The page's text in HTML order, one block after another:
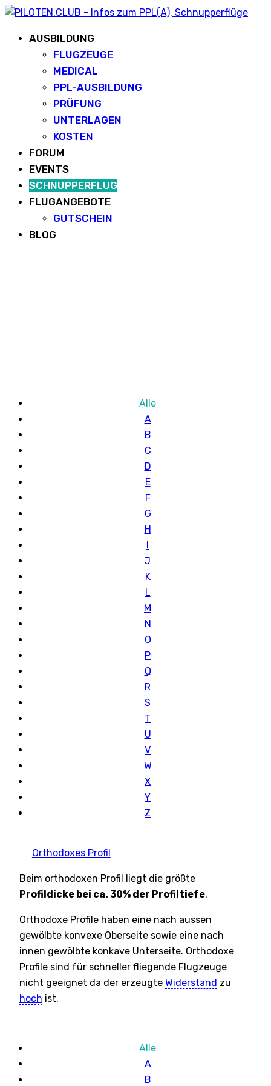
AUSBILDUNG
FLUGZEUGE
MEDICAL
PPL-AUSBILDUNG
PRÜFUNG
UNTERLAGEN
KOSTEN
FORUM
EVENTS
SCHNUPPERFLUG
FLUGANGEBOTE
GUTSCHEIN
BLOG
Alle
A
B
C
D
E
F
G
H
I
J
K
L
M
N
O
P
Q
R
S
T
U
V
W
X
Y
Z
Orthodoxes Profil
Beim orthodoxen Profil liegt die größte
Profildicke bei ca. 30% der Profiltiefe.
Orthodoxe Profile haben eine nach aussen
gewölbte konvexe Oberseite sowie eine nach
innen gewölbte konkave Unterseite. Orthodoxe
Profile sind für schneller fliegende Flugzeuge
nicht geeignet da der erzeugte Widerstand zu
hoch ist.
Alle
A
B